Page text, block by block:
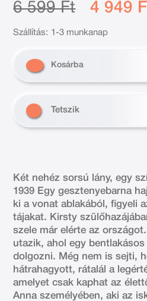
6 599 Ft 4 949
Szállítás: 1-3 munkanap
Kosárba
Tetszik
Két nehéz sorsú lány, egy
1939 Egy gesztenyebarna
ki a vonat ablakából, figyeli
tájakat. Kirsty
szele már elérte az
utazik, ahol egy bentlakásos
dolgozni. Még nem is sejti,
hátrahagyott, rátalál a
amelyet csak kaphat az
Anna személyében, aki az